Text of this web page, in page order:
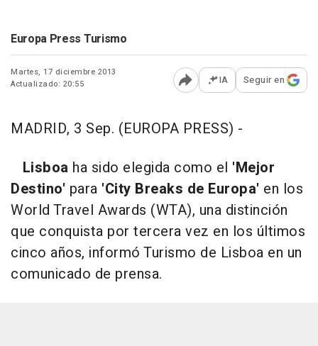
Europa Press Turismo
Martes, 17 diciembre 2013
Actualizado: 20:55
Abrir opciones para
IA Seguir en
MADRID, 3 Sep. (EUROPA PRESS) -
Lisboa ha sido elegida como el 'Mejor
Destino' para 'City Breaks de Europa' en los
World Travel Awards (WTA), una distinción
que conquista por tercera vez en los últimos
cinco años, informó Turismo de Lisboa en un
comunicado de prensa.